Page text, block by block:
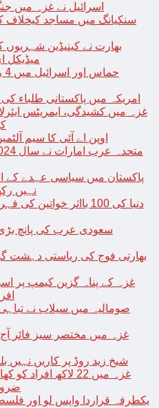
اسرائیل نے غزہ میں
سنکیانگ میں مساجد کیخلاف
بھارت نے کینیڈین شہریوں
میڈیکل
امریکہ میں پاکستانی طلباء کی تعداد میں
غزہ میں کشیدگی، ایمریٹس
کو30
اوپن اے آئی کا سیم
پاکستان میں سیاسی عہدے کے
نہیں
دنیا کی 100 بااثر
سعودی عرب کی پانچ
بھارتی فوج کی ریاستی دہشت
غزہ کے پناہ گزین کیمپ پر
غزہ میں مختصر سیز فائر
شیخ زید روڈ پر کاریں نہیں
غزہ میں 22 لاکھ
یکطرفہ قراردا واپس لو اور